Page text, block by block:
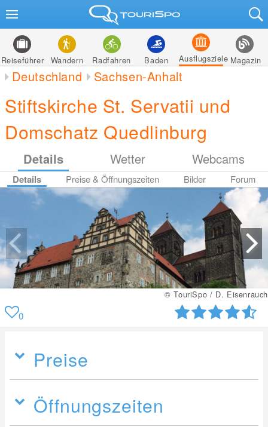
Reiseführer Wandern Radfahren Baden Ausflugsziele Magazin
Deutschland Sachsen-Anhalt
Stiftskirche St. Servatii und
Domschatz Quedlinburg
Details Wetter Webcams
Details Preise & Öffnungszeiten Bilder Forum
© TouriSpo / D. Eisenrauch
0
Preise
Öffnungszeiten